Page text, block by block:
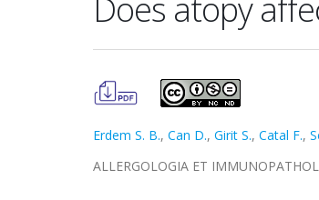
Does atopy
Erdem S. B., Can D., Girit S., Catal F.,
ALLERGOLOGIA ET